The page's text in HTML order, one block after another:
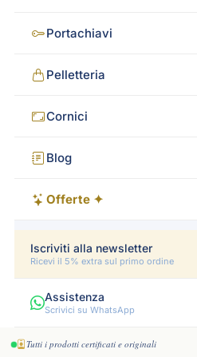
Portachiavi
Pelletteria
Cornici
Blog
Offerte ✦
Iscriviti alla newsletter
Ricevi il 5% extra sul primo ordine
Assistenza
Scrivici su WhatsApp
Tutti i prodotti certificati e originali